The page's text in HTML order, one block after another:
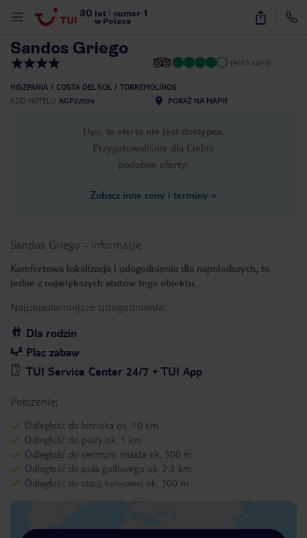
30 lat numer 1
w Polsce
36
Sandos Griego
(4613 opinii)
HISZPANIA COSTA DEL SOL
TORREMOLINOS
KOD HOTELU AGP22026 POKAŻ NA MAPIE
Ups, ta oferta nie jest dostępna.
Przygotowaliśmy dla Ciebie
podobne oferty:
Zobacz inne ceny i terminy »
Sandos Griego - informacje
Komfortowa lokalizacja i udogodnienia dla najmłodszych, to
jedne z największych atutów tego obiektu.
Najpopularniejsze udogodnienia:
Dla rodzin
Plac zabaw
TUI Service Center 24/7 + TUI App
Położenie:
Odległość do lotniska ok. 10 km
Odległość do plaży ok. 1 km
Odległość do centrum miasta ok. 300 m
Odległość do pola golfowego ok. 2,2 km
Odległość do stacji kolejowej ok. 300 m